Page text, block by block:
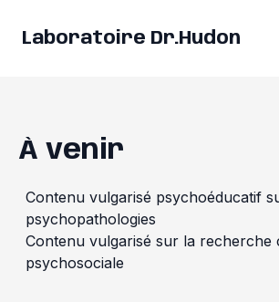
Laboratoire Dr.Hudon
À venir
Contenu vulgarisé psychoéducatif
psychopathologies
Contenu vulgarisé sur la recherche
psychosociale